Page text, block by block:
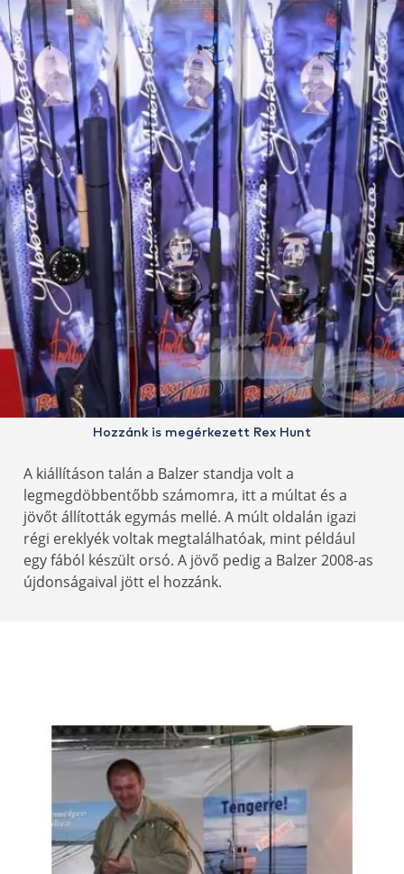
Hozzánk is megérkezett Rex Hunt
A kiállításon talán a Balzer standja volt a
legmegdöbbentőbb számomra, itt a múltat és a
jövőt állították egymás mellé. A múlt oldalán igazi
régi ereklyék voltak megtalálhatóak, mint például
egy fából készült orsó. A jövő pedig a Balzer 2008-as
újdonságaival jött el hozzánk.